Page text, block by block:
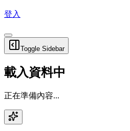
登入
Toggle Sidebar
載入資料中
正在準備內容...